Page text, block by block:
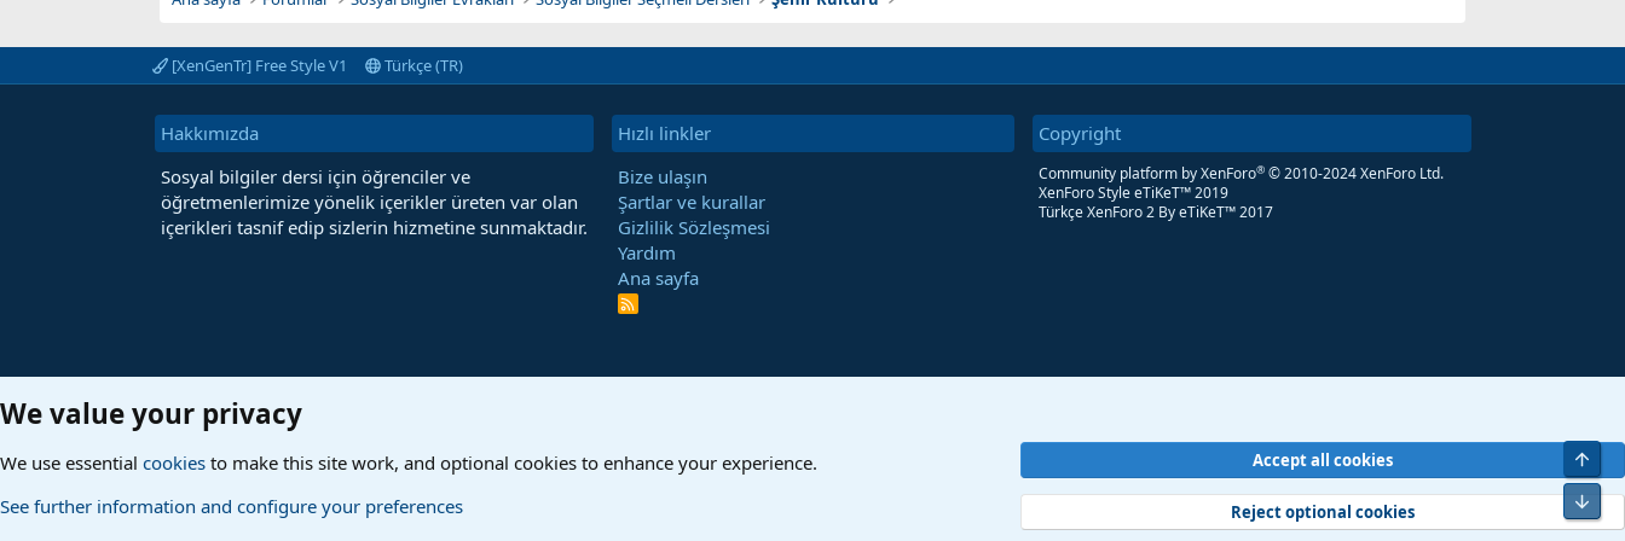
[XenGenTr] Free Style V1 Türkçe (TR)
Hakkımızda
Sosyal bilgiler dersi için öğrenciler ve
öğretmenlerimize yönelik içerikler üreten var olan
içerikleri tasnif edip sizlerin hizmetine sunmaktadır.
Hızlı linkler
Bize ulaşın
Şartlar ve kurallar
Gizlilik Sözleşmesi
Yardım
Ana sayfa
R
Copyright
Community platform by XenForo® © 2010-2024 XenForo Ltd.
XenForo Style eTiKeT™ 2019
Türkçe XenForo 2By eTiKeT™ 2017
We value your privacy
We use essential cookies to make this site work, and optional cookies to enhance your experience.
See further information and configure your preferences
Accept all cookies
Reject optional cookies
Alt